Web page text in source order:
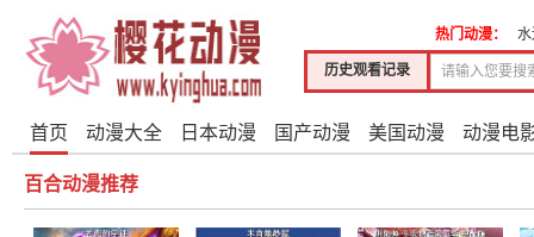
历史观看记录
热门动漫：
首页 动漫大全 日本动漫 国产动漫 美国动漫 动漫电
百合动漫推荐